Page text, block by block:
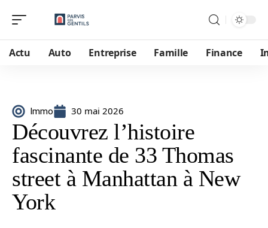
Actu Auto Entreprise Famille Finance
Immo 30 mai 2026
Découvrez l’histoire
fascinante de 33 Thomas
street à Manhattan à New
York